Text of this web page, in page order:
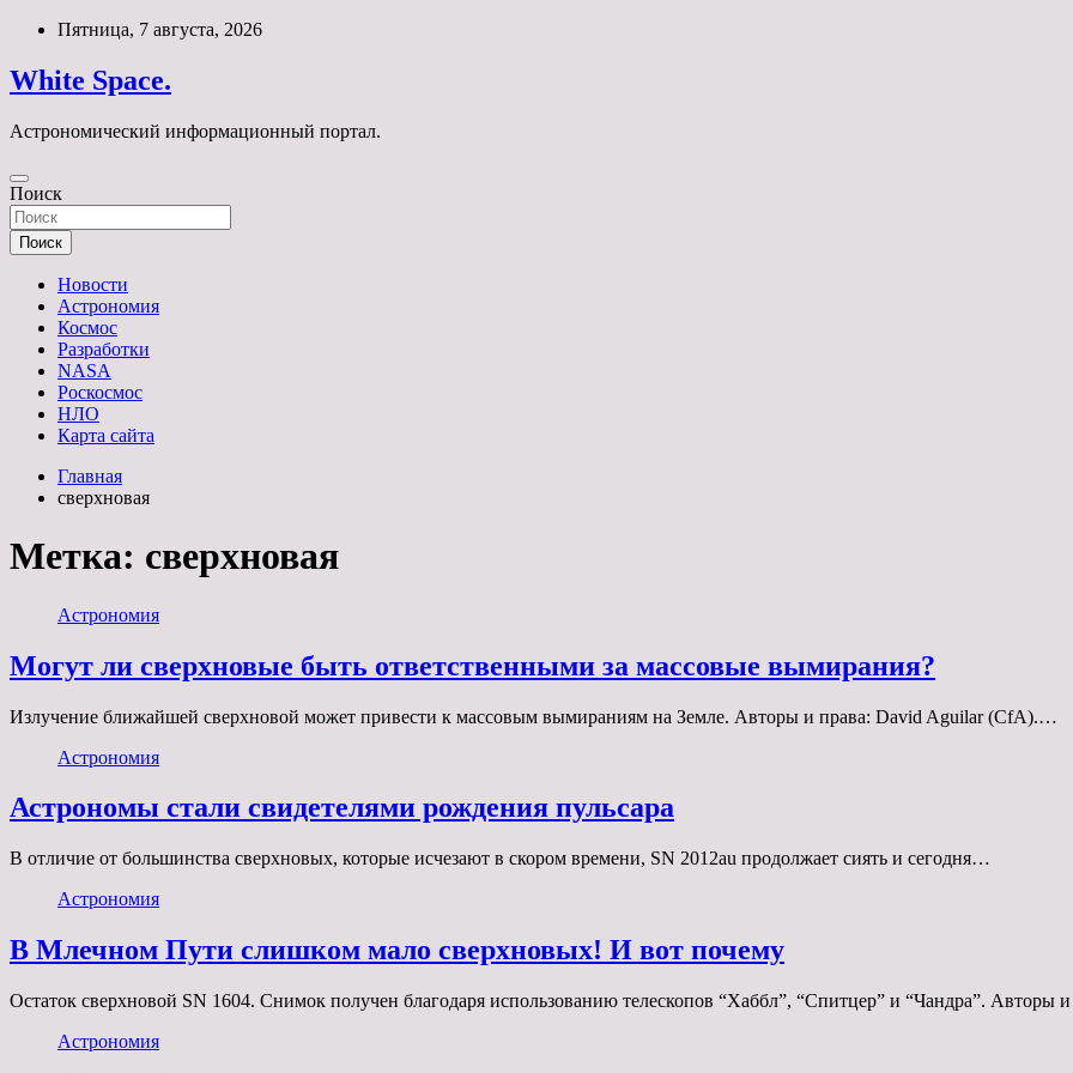
Перейти
содержимому
Пятница, 7 августа, 2026
White Space.
Астрономический информационный портал.
Поиск
Поиск
Новости
Астрономия
Космос
Разработки
NASA
Роскосмос
НЛО
Карта сайта
Главная
сверхновая
Метка: сверхновая
Астрономия
Могут ли сверхновые быть ответственными за массовые вымирания?
Излучение ближайшей сверхновой может привести к массовым вымираниям на Земле. Авторы и права: David Aguilar (CfA).…
Астрономия
Астрономы стали свидетелями рождения пульсара
В отличие от большинства сверхновых, которые исчезают в скором времени, SN 2012au продолжает сиять и сегодня…
Астрономия
В Млечном Пути слишком мало сверхновых! И вот почему
Остаток сверхновой SN 1604. Снимок получен благодаря использованию телескопов “Хаббл”, “Спитцер” и “Чандра”. Авторы
Астрономия